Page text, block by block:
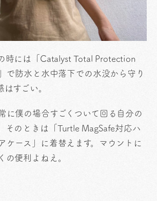
時には「Catalyst Total Protection
で防水と水中落下での水没から守り
はすごい。
に僕の場合すごくついて回る自分の
そのときは「Turtle MagSafe対応ハ
ケース」に着替えます。マウントに
の便利よねえ。